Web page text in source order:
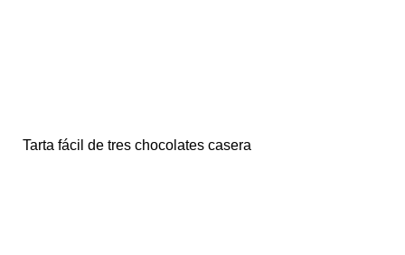
Tarta fácil de tres chocolates casera